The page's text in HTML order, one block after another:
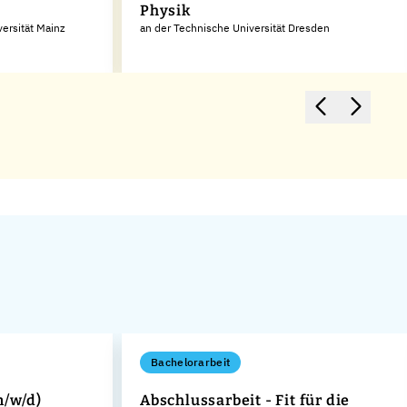
Mainz
Physik
an der Technische Universität Dresden
w/d)
Bachelorarbeit
Abschlussarbeit - Fit für die